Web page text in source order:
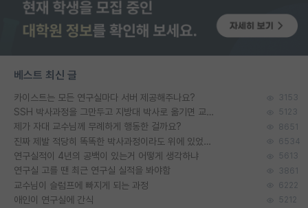
베스트 최신 글
카이스트는 모든 연구실마다 서버 제공해주나요? 3153
SSH 박사과정을 그만두고 지방대 박사로 옮기면 교수의 꿈은 끝일까요? 5123
제가 자대 교수님께 무례하게 행동한 걸까요? 8651
진짜 제발 적당히 똑똑한 박사과정이라도 위에 있었으면.. 6534
연구실적이 4년의 공백이 있는거 어떻게 생각하냐 5613
연구실 고를 땐 최근 연구실 실적을 봐야함 3861
교수님이 슬럼프에 빠지게 되는 과정 6222
애인이 연구실에 간식 5212